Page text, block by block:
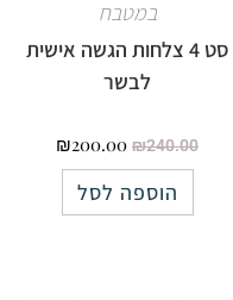
במטבח
סט 4 צלחות הגשה אישית
לבשר
₪240.00
₪200.00
הוספה לסל